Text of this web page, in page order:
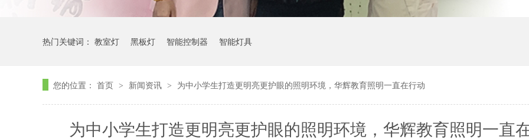
热门关键词： 教室灯 黑板灯 智能控制器 智能灯具
您的位置： 首页 > 新闻资讯 > 为中小学生打造更明亮更护眼的照明环境，华辉教育照明一直在行动
为中小学生打造更明亮更护眼的照明环境，华辉教育照明一直